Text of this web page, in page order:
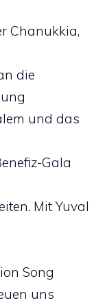
Chanukkia,
die
und das
Gala
Mit Yuval
Song
uns